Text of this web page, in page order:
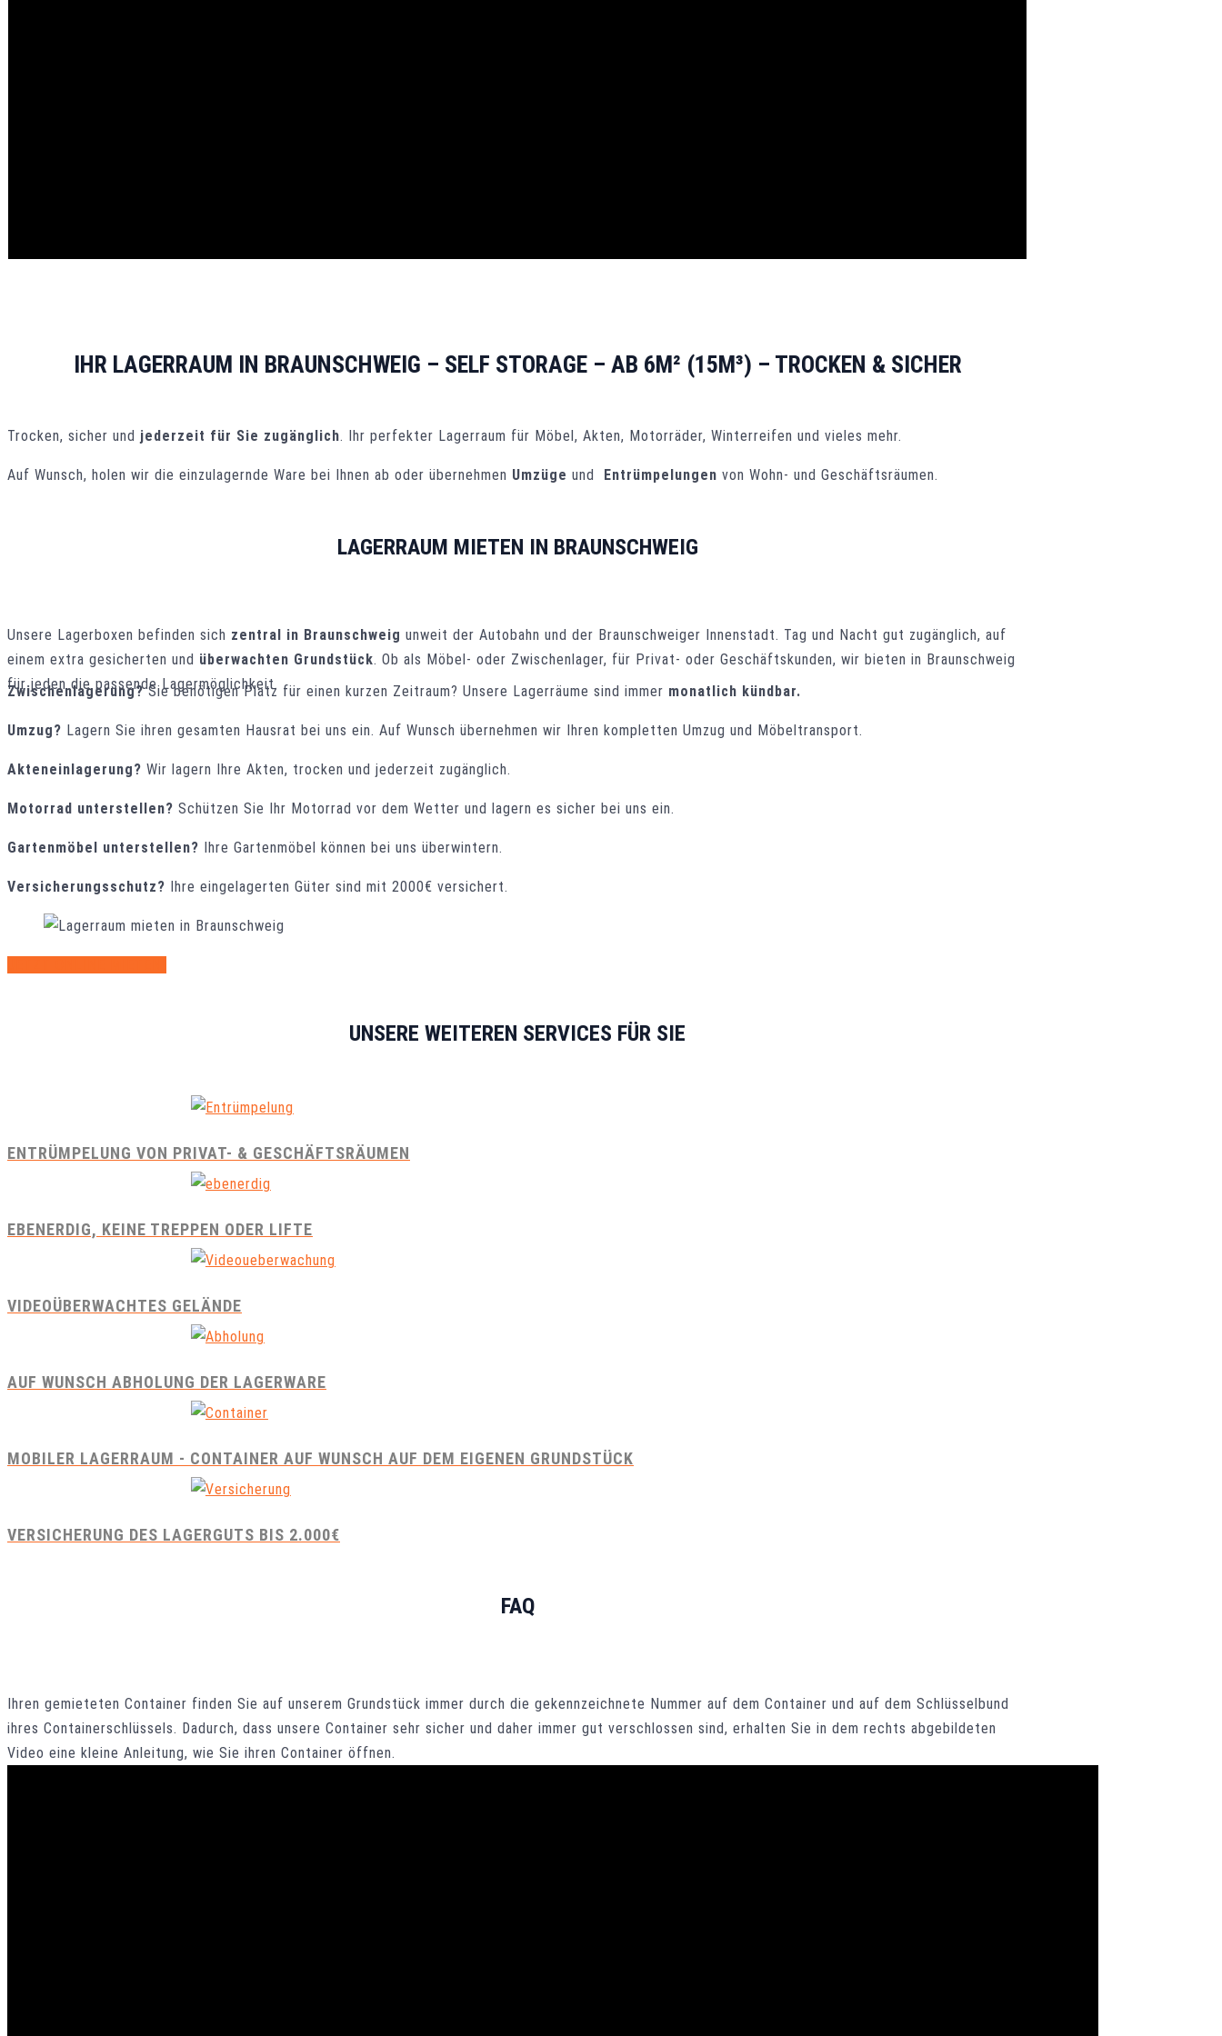
IHR LAGERRAUM IN BRAUNSCHWEIG – SELF STORAGE – AB 6M² (15M³) – TROCKEN & SICHER
Trocken, sicher und jederzeit für Sie zugänglich. Ihr perfekter Lagerraum für Möbel, Akten, Motorräder, Winterreifen und vieles mehr.
Auf Wunsch, holen wir die einzulagernde Ware bei Ihnen ab oder übernehmen Umzüge und Entrümpelungen von Wohn- und Geschäftsräumen.
LAGERRAUM MIETEN IN BRAUNSCHWEIG
Unsere Lagerboxen befinden sich zentral in Braunschweig unweit der Autobahn und der Braunschweiger Innenstadt. Tag und Nacht gut zugänglich, auf
einem extra gesicherten und überwachten Grundstück. Ob als Möbel- oder Zwischenlager, für Privat- oder Geschäftskunden, wir bieten in Braunschweig
für jeden die passende Lagermöglichkeit.
Zwischenlagerung?Sie benötigen Platz für einen kurzen Zeitraum? Unsere Lagerräume sind immer monatlich kündbar.
Umzug? Lagern Sie ihren gesamten Hausrat bei uns ein. Auf Wunsch übernehmen wir Ihren kompletten Umzug und Möbeltransport.
Akteneinlagerung? Wir lagern Ihre Akten, trocken und jederzeit zugänglich.
Motorrad unterstellen? Schützen Sie Ihr Motorrad vor dem Wetter und lagern es sicher bei uns ein.
Gartenmöbel unterstellen? Ihre Gartenmöbel können bei uns überwintern.
Versicherungsschutz? Ihre eingelagerten Güter sind mit 2000€ versichert.
UNSERE WEITEREN SERVICES FÜR SIE
ENTRÜMPELUNG VON PRIVAT- & GESCHÄFTSRÄUMEN
EBENERDIG, KEINE TREPPEN ODER LIFTE
VIDEOÜBERWACHTES GELÄNDE
AUF WUNSCH ABHOLUNG DER LAGERWARE
MOBILER LAGERRAUM - CONTAINER AUF WUNSCH AUF DEM EIGENEN GRUNDSTÜCK
VERSICHERUNG DES LAGERGUTS BIS 2.000€
FAQ
Ihren gemieteten Container finden Sie auf unserem Grundstück immer durch die gekennzeichnete Nummer auf dem Container und auf dem Schlüsselbund
ihres Containerschlüssels. Dadurch, dass unsere Container sehr sicher und daher immer gut verschlossen sind, erhalten Sie in dem rechts abgebildeten
Video eine kleine Anleitung, wie Sie ihren Container öffnen.